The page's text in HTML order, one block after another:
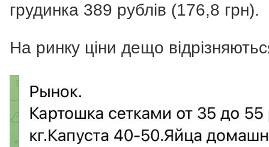
грудинка 389 рублів (176,8 грн).
На ринку ціни дещо